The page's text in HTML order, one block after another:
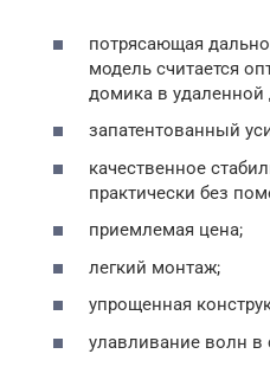
потрясающая
модель считается
домика в удаленной
запатентованный
качественное
практически без
приемлемая цена;
легкий монтаж;
упрощенная
улавливание волн